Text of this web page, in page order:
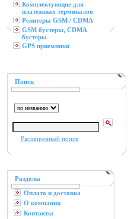
Комплектующие для
платежных терминалов
Репитеры GSM / CDMA
GSM бустеры, CDMA
бустеры
GPS приемники
Поиск
Расширенный поиск
Разделы
Оплата и доставка
О компании
Контакты